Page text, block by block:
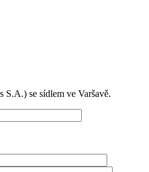
se sídlem ve Varšavě.